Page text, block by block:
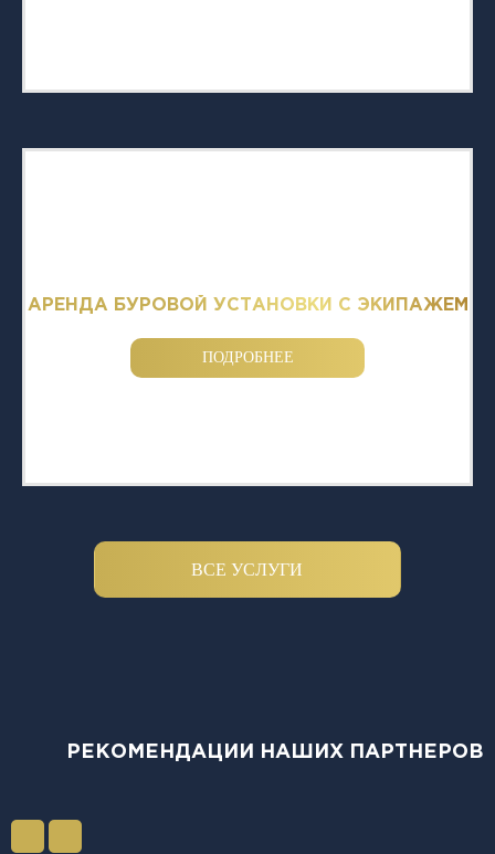
АРЕНДА БУРОВОЙ УСТАНОВКИ С ЭКИПАЖЕМ
ПОДРОБНЕЕ
ВСЕ УСЛУГИ
РЕКОМЕНДАЦИИ НАШИХ ПАРТНЕРОВ